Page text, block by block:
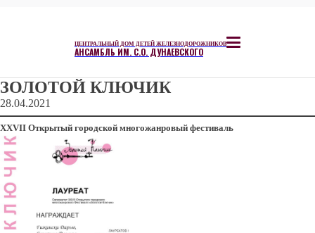
ЦЕНТРАЛЬНЫЙ ДОМ ДЕТЕЙ ЖЕЛЕЗНОДОРОЖНИКОВ
АНСАМБЛЬ ИМ. С.О. ДУНАЕВСКОГО
ЗОЛОТОЙ КЛЮЧИК
28.04.2021
ХХVII Открытый городской многожанровый фестиваль